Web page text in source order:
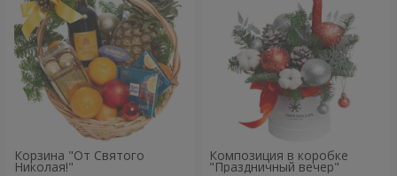
Корзина "От Святого
Николая!"
Композиция в коробке
"Праздничный вечер"